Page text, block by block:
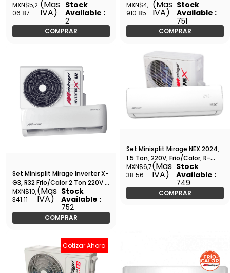
SEER, 12,000 BTU, R32, Tubería
3/8 1/4 - SETCWC121E
MXN$5,2
06.87
(Mas
IVA)
Stock
Available :
2
COMPRAR
SETCMC120X
MXN$4,
910.85
(Mas
IVA)
Stock
Available :
751
COMPRAR
Set Minisplit Mirage Inverter X-
G3, R32 Frio/Calor 2 Ton 220V -
SETCMC261X
MXN$10,
341.11
(Mas
IVA)
Stock
Available :
752
COMPRAR
Set Minisplit Mirage NEX 2024,
1.5 Ton, 220V, Frio/Calor, R-
410A, Tubería 1/2 1/4 -
SETCHC181T
MXN$6,7
38.56
(Mas
IVA)
Stock
Available :
749
COMPRAR
Cotizar Ahora